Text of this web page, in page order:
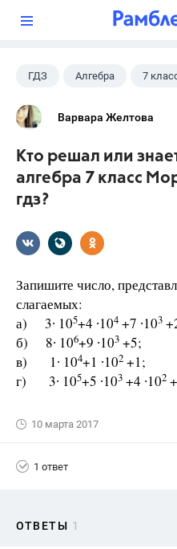
ГДЗ Алгебра 7
Варвара Желтова
Кто решал или
алгебра 7 класс
гдз?
Запишите число,
слагаемых:
а) 3∙ 105+4 ∙104 +7 ∙103
б) 8∙ 106+9 ∙103 +5;
в) 1∙ 104+1 ∙102 +1;
г) 3∙ 105+5 ∙103 +4 ∙102
10 марта 2017
1 ответ
ОТВЕТЫ 1